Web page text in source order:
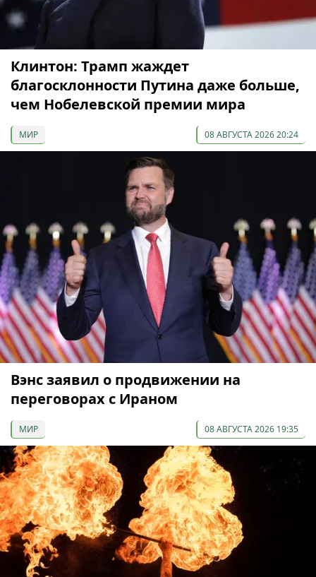
Клинтон: Трамп жаждет
благосклонности Путина даже больше,
чем Нобелевской премии мира
МИР 08 АВГУСТА 2026 20:24
Вэнс заявил о продвижении на
переговорах с Ираном
МИР 08 АВГУСТА 2026 19:35